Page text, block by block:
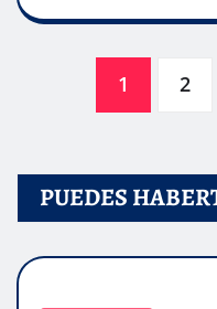
Paginación
entradas
1 2
PUEDES